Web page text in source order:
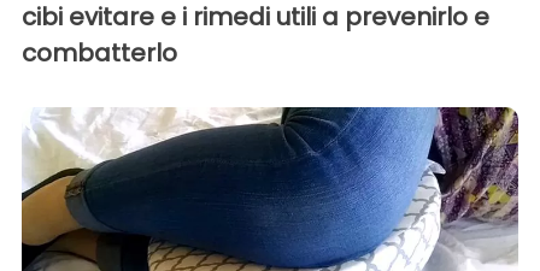
cibi evitare e i rimedi utili a prevenirlo e
combatterlo